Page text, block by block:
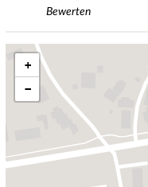
Bewerten
+
−